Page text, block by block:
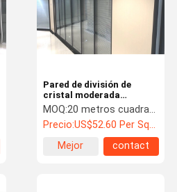
Pared de división de
cristal moderada
decorativa
MOQ:20 metros cuadrados
Precio:US$52.60 Per Square Meter
Mejor
contact